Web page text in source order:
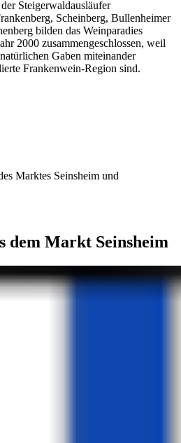
Steigerwaldausläufer
Scheinberg, Bullenheimer
bilden das Weinparadies
2000 zusammengeschlossen, weil
Gaben miteinander
Frankenwein-Region sind.
Marktes Seinsheim und
dem Markt Seinsheim